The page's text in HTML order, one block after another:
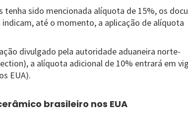
tenha sido mencionada alíquota de 15%, os
até o momento, a aplicação de alíquota
divulgado pela autoridade aduaneira norte-
a alíquota adicional de 10% entrará em
EUA).
brasileiro nos EUA